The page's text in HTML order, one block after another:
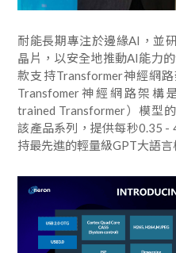
耐能長期專注於邊緣AI，並
晶片，以安全地推動AI能力
款支持Transformer神經網
Transfomer神經網路架構
trained Transformer）模型
該產品系列，提供每秒0.35 -
持最先進的輕量級GPT大語